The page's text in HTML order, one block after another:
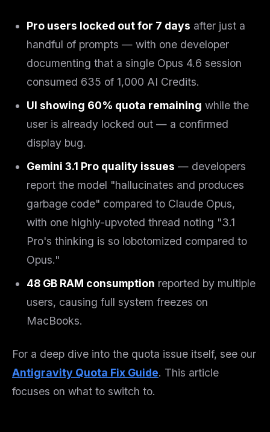
Pro users locked out for 7 days after just a
handful of prompts — with one developer
documenting that a single Opus 4.6 session
consumed 635 of 1,000 AI Credits.
UI showing 60% quota remaining while the
user is already locked out — a confirmed
display bug.
Gemini 3.1 Pro quality issues — developers
report the model "hallucinates and produces
garbage code" compared to Claude Opus,
with one highly-upvoted thread noting "3.1
Pro's thinking is so lobotomized compared to
Opus."
48 GB RAM consumption reported by multiple
users, causing full system freezes on
MacBooks.
For a deep dive into the quota issue itself, see our
Antigravity Quota Fix Guide. This article
focuses on what to switch to.